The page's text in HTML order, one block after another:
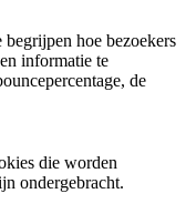
hoe bezoekers
informatie te
de
die worden
ondergebracht.